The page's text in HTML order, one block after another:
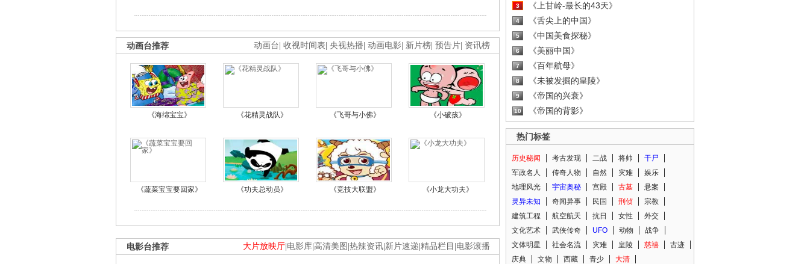
动画台 收视时间表 央视热播 动画电影 新片榜 预告片 资讯榜
动画台推荐
《海绵宝宝》 《花精灵战队》 《飞哥与小佛》 《小破孩》
《蔬菜宝宝要回家》 《功夫总动员》 《竞技大联盟》 《小龙大功夫》
大片放映厅 电影库 高清美图 热辣资讯 新片速递 精品栏目 电影滚播
电影台推荐
3 《上甘岭-最长的43天》
4 《舌尖上的中国》
5 《中国美食探秘》
6 《美丽中国》
7 《百年航母》
8 《未被发掘的皇陵》
9 《帝国的兴衰》
10 《帝国的背影》
热门标签
历史秘闻 考古发现 二战 将帅
干尸
军政名人
传奇人物 自然 灾难
娱乐
地理风光
宇宙奥秘 宫殿 古墓
悬案
灵异未知
奇闻异事 民国 刑侦
宗教
建筑工程
航空航天 抗日 女性
外交
文化艺术
武侠传奇 UFO 动物
战争
文体明星
社会名流 灾难 皇陵 慈禧
古迹
庆典
文物 西藏 青少 大清